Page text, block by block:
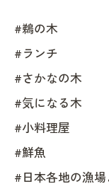
#鵜の木
#ランチ
#さかなの木
#気になる木
#小料理屋
#鮮魚
#日本各地の漁